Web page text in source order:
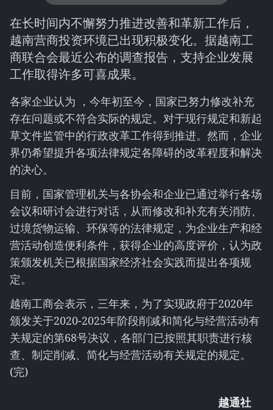
在长时间内不懈努力推进改善和革新工作后，
越南营商投资环境已出现积极变化。据越南工
商联合会最近公布的调查报告，支持企业发展
工作取得许多可喜成果。
各家企业认为 ，今年初至今，国家已努力修改补充
存在问题或不符合实际的规定。对于现行规定和新起
草文件监管中的行政改革工作得到推进。然而，企业
界仍希望提升各项法律规定各障碍的改革程度和解决
的决心。
目前，国家管理机关与各协会和企业已通过举行各场
会议和研讨会进行对话，从而修改和补充有关消防、
过境货物运输、环保等的法律规定，为企业生产和经
营活动创造便利条件，获得企业的高度评价，认为政
策颁发机关已根据国家经济社会实践而提出各项规
定。
越南工商会表示，三年来，为了实现政府于2020年
颁发关于2020-2025年阶段削减和简化与经营活动有
关规定的第68号决议，各部门已按照其职责进行核
查、制定削减、简化与经营活动有关规定的规定。
(完)
越通社